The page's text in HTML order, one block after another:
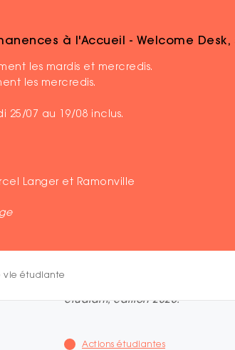
à l'Accueil - Welcome
les mardis et mercredis.
les mercredis.
25/07 au 19/08 inclus.
Langer et Ramonville
vie étudiante
des institutions
13 - 17 MAI 2025
citoyenneté et engagement.
Ce projet a bénéficié du
étudiant, édition 2025.
Actions étudiantes